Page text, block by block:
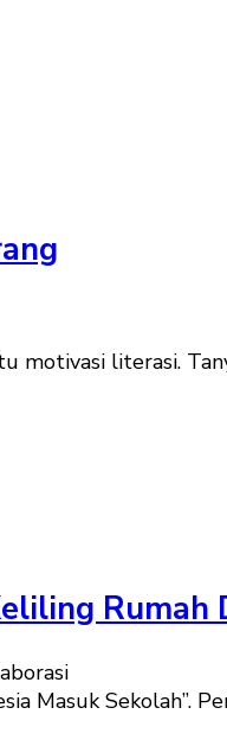
motivasi literasi.
Rumah
Masuk Sekolah”.